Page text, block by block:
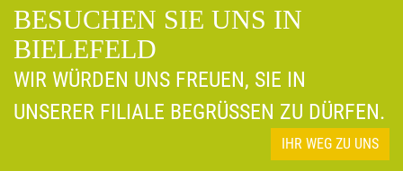
BESUCHEN SIE UNS IN
BIELEFELD
WIR WÜRDEN UNS FREUEN, SIE IN
UNSERER FILIALE BEGRÜSSEN ZU DÜRFEN.
IHR WEG ZU UNS